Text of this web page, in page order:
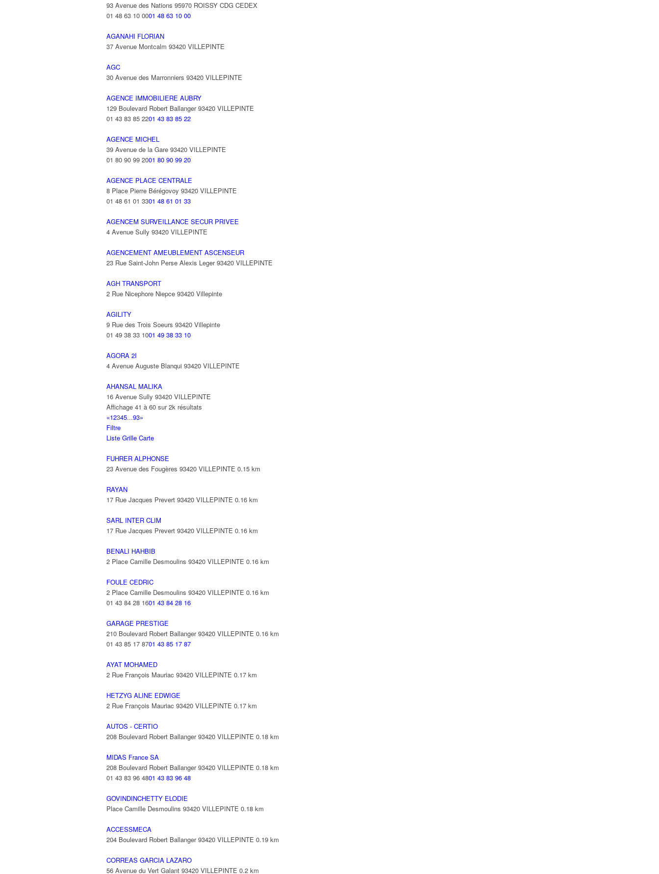
93 Avenue des Nations 95970 ROISSY CDG CEDEX
01 48 63 10 0001 48 63 10 00
AGANAHI FLORIAN
37 Avenue Montcalm 93420 VILLEPINTE
AGC
30 Avenue des Marronniers 93420 VILLEPINTE
AGENCE IMMOBILIERE AUBRY
129 Boulevard Robert Ballanger 93420 VILLEPINTE
01 43 83 85 2201 43 83 85 22
AGENCE MICHEL
39 Avenue de la Gare 93420 VILLEPINTE
01 80 90 99 2001 80 90 99 20
AGENCE PLACE CENTRALE
8 Place Pierre Bérégovoy 93420 VILLEPINTE
01 48 61 01 3301 48 61 01 33
AGENCEM SURVEILLANCE SECUR PRIVEE
4 Avenue Sully 93420 VILLEPINTE
AGENCEMENT AMEUBLEMENT ASCENSEUR
23 Rue Saint-John Perse Alexis Leger 93420 VILLEPINTE
AGH TRANSPORT
2 Rue Nicephore Niepce 93420 Villepinte
AGILITY
9 Rue des Trois Soeurs 93420 Villepinte
01 49 38 33 1001 49 38 33 10
AGORA 2I
4 Avenue Auguste Blanqui 93420 VILLEPINTE
AHANSAL MALIKA
16 Avenue Sully 93420 VILLEPINTE
Affichage 41 à 60 sur 2k résultats
«12345...93»
Filtre
Liste Grille Carte
FUHRER ALPHONSE
23 Avenue des Fougères 93420 VILLEPINTE 0.15 km
RAYAN
17 Rue Jacques Prevert 93420 VILLEPINTE 0.16 km
SARL INTER CLIM
17 Rue Jacques Prevert 93420 VILLEPINTE 0.16 km
BENALI HAHBIB
2 Place Camille Desmoulins 93420 VILLEPINTE 0.16 km
FOULE CEDRIC
2 Place Camille Desmoulins 93420 VILLEPINTE 0.16 km
01 43 84 28 1601 43 84 28 16
GARAGE PRESTIGE
210 Boulevard Robert Ballanger 93420 VILLEPINTE 0.16 km
01 43 85 17 8701 43 85 17 87
AYAT MOHAMED
2 Rue François Mauriac 93420 VILLEPINTE 0.17 km
HETZYG ALINE EDWIGE
2 Rue François Mauriac 93420 VILLEPINTE 0.17 km
AUTOS - CERTIO
208 Boulevard Robert Ballanger 93420 VILLEPINTE 0.18 km
MIDAS France SA
208 Boulevard Robert Ballanger 93420 VILLEPINTE 0.18 km
01 43 83 96 4801 43 83 96 48
GOVINDINCHETTY ELODIE
Place Camille Desmoulins 93420 VILLEPINTE 0.18 km
ACCESSMECA
204 Boulevard Robert Ballanger 93420 VILLEPINTE 0.19 km
CORREAS GARCIA LAZARO
56 Avenue du Vert Galant 93420 VILLEPINTE 0.2 km